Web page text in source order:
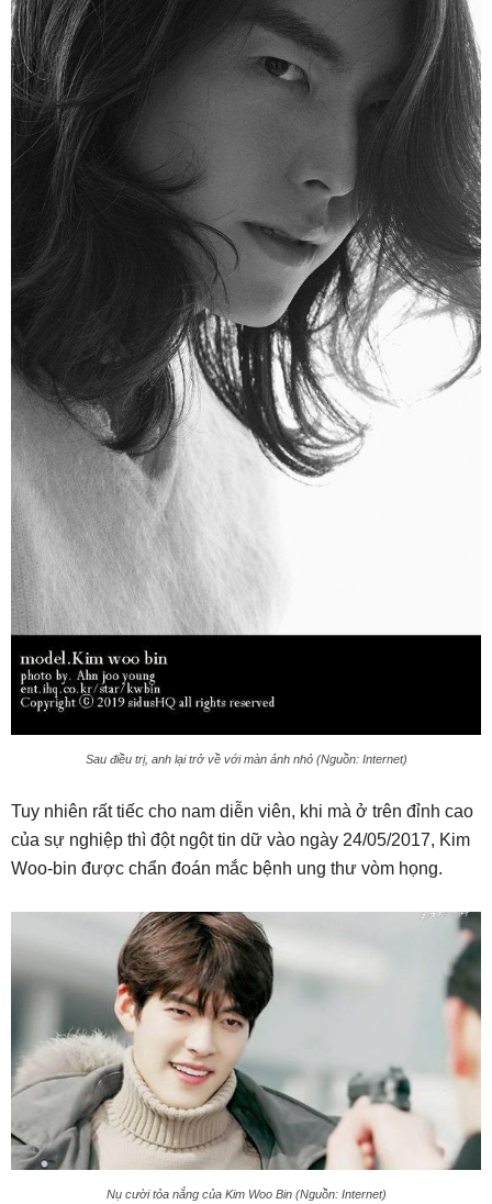
Sau điều trị, anh lại trở về với màn ảnh nhỏ (Nguồn: Internet)
Tuy nhiên rất tiếc cho nam diễn viên, khi mà ở trên đỉnh cao
của sự nghiệp thì đột ngột tin dữ vào ngày 24/05/2017, Kim
Woo-bin được chẩn đoán mắc bệnh ung thư vòm họng.
Nụ cười tỏa nắng của Kim Woo Bin (Nguồn: Internet)